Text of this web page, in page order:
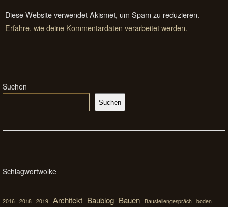
Diese Website verwendet Akismet, um Spam zu reduzieren.
Erfahre, wie deine Kommentardaten verarbeitet werden.
Suchen
Suchen
Schlagwortwolke
2016 2018 2019 Architekt Baublog Bauen Baustellengespräch boden